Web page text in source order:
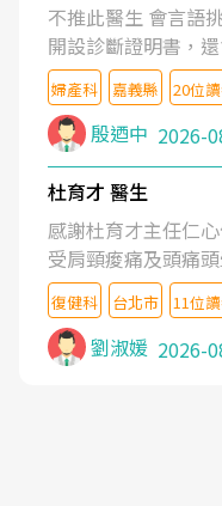
不推此醫生 會言語
開設診斷證明書，
婦產科 嘉義縣 20位
殷迺中 2026-
杜育才 醫生
感謝杜育才主任仁
受肩頸痠痛及頭痛
檢查,也嘗試過西醫
沒有用,後來連吃到
症狀,沒多久就痛起
台灣親友介紹忠孝
復健科 台北市 11位
劉淑媛 2026-